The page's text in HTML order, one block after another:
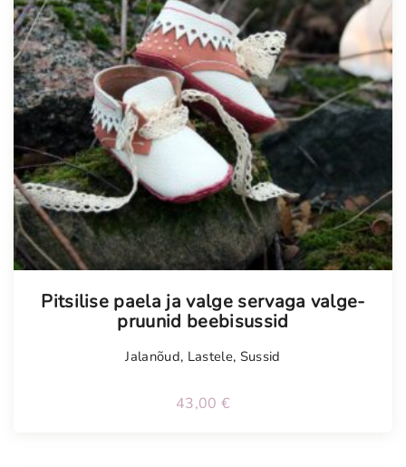
Pitsilise paela ja valge servaga valge-
pruunid beebisussid
Jalanõud, Lastele, Sussid
43,00 €